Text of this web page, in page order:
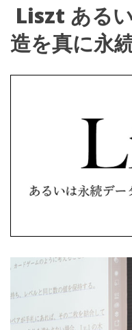
Liszt ある
造を真に永